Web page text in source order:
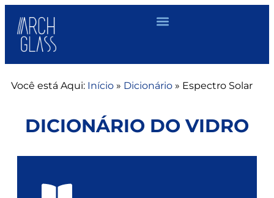
Você está Aqui: Início » Dicionário » Espectro Solar
DICIONÁRIO DO VIDRO